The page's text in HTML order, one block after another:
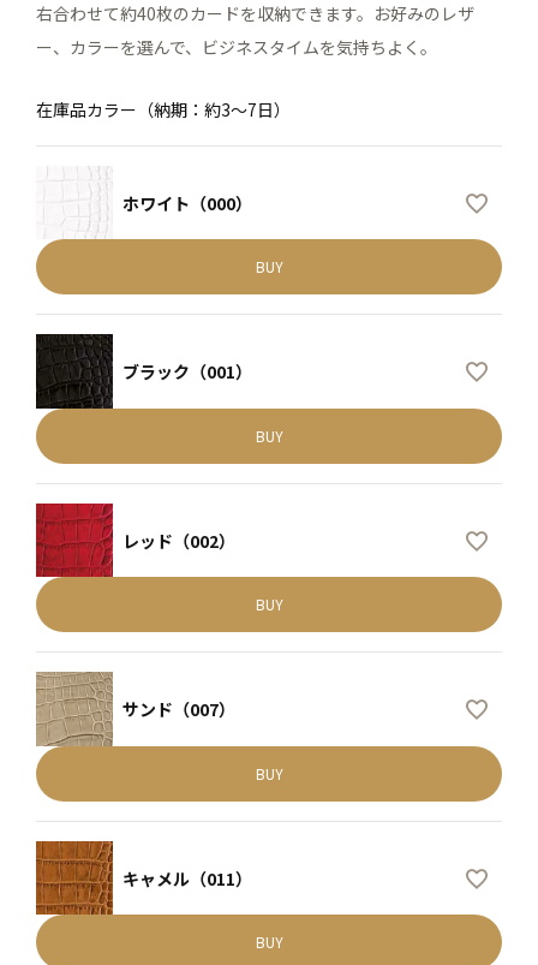
右合わせて約40枚のカードを収納できます。お好みのレザ
ー、カラーを選んで、ビジネスタイムを気持ちよく。
在庫品カラー（納期：約3～7日）
ホワイト（000）
BUY
ブラック（001）
BUY
レッド（002）
BUY
サンド（007）
BUY
キャメル（011）
BUY